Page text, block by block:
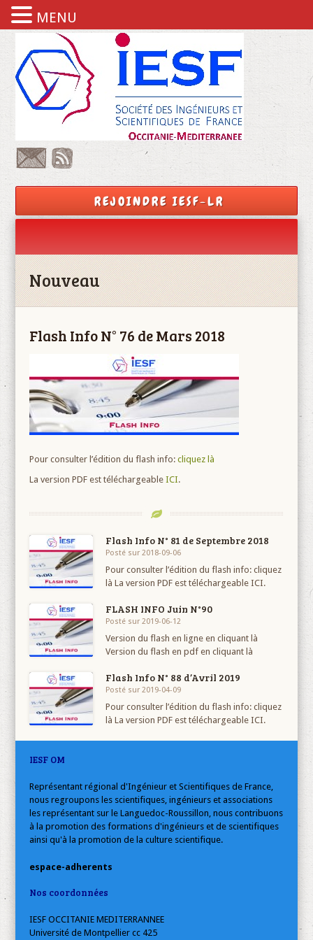
REJOINDRE IESF-LR
Nouveau
Flash Info N° 76 de Mars 2018
Pour consulter l’édition du flash info:cliquez là
La version PDF est téléchargeableICI.
Flash Info N° 81 de Septembre 2018
Posté sur 2018-09-06
Pour consulter l’édition du flash info: cliquez
là La version PDF est téléchargeable ICI.
FLASH INFO Juin N°90
Posté sur 2019-06-12
Version du flash en ligne en cliquant là
Version du flash en pdf en cliquant là
Flash Info N° 88 d’Avril 2019
Posté sur 2019-04-09
Pour consulter l’édition du flash info: cliquez
là La version PDF est téléchargeable ICI.
IESF OM
Représentant régional d'Ingénieur et Scientifiques de France,
nous regroupons les scientifiques, ingénieurs et associations
les représentant sur le Languedoc-Roussillon, nous contribuons
à la promotion des formations d'ingénieurs et de scientifiques
ainsi qu'à la promotion de la culture scientifique.
espace-adherents
Nos coordonnées
IESF OCCITANIE MEDITERRANNEE
Université de Montpellier cc 425
MENU